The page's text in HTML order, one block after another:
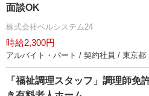
面談OK
株式会社ベルシステム24
時給2,300円
アルバイト・パート / 契約社員 / 東京都
「福祉調理スタッフ」調理師免